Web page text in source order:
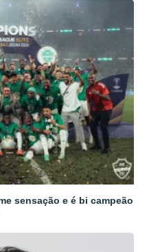
sensação e é bi campeão